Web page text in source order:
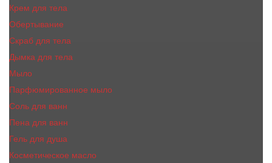
Крем для тела
Обертывание
Скраб для тела
Дымка для тела
Мыло
Парфюмированное мыло
Соль для ванн
Пена для ванн
Гель для душа
Косметическое масло